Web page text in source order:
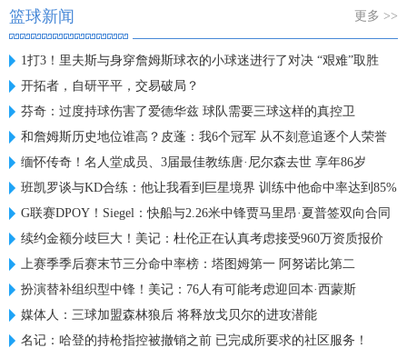
篮球新闻 更多 >>
1打3！里夫斯与身穿詹姆斯球衣的小球迷进行了对决 “艰难”取胜
开拓者，自研平平，交易破局？
芬奇：过度持球伤害了爱德华兹 球队需要三球这样的真控卫
和詹姆斯历史地位谁高？皮蓬：我6个冠军 从不刻意追逐个人荣誉
缅怀传奇！名人堂成员、3届最佳教练唐·尼尔森去世 享年86岁
班凯罗谈与KD合练：他让我看到巨星境界 训练中他命中率达到85%
G联赛DPOY！Siegel：快船与2.26米中锋贾马里昂·夏普签双向合同
续约金额分歧巨大！美记：杜伦正在认真考虑接受960万资质报价
上赛季季后赛末节三分命中率榜：塔图姆第一 阿努诺比第二
扮演替补组织型中锋！美记：76人有可能考虑迎回本·西蒙斯
媒体人：三球加盟森林狼后 将释放戈贝尔的进攻潜能
名记：哈登的持枪指控被撤销之前 已完成所要求的社区服务！